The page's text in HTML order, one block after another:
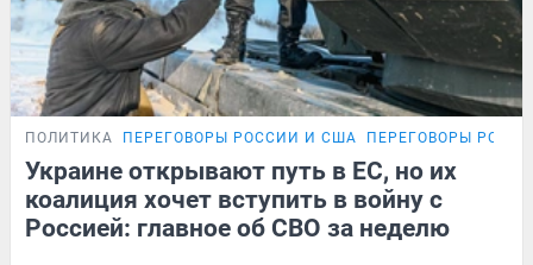
ПОЛИТИКА ПЕРЕГОВОРЫ РОССИИ И США ПЕРЕГОВОРЫ
Украине открывают путь в ЕС, но их
коалиция хочет вступить в войну с
Россией: главное об СВО за неделю